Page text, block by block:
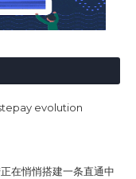
evolution
在悄悄搭建一条直通中